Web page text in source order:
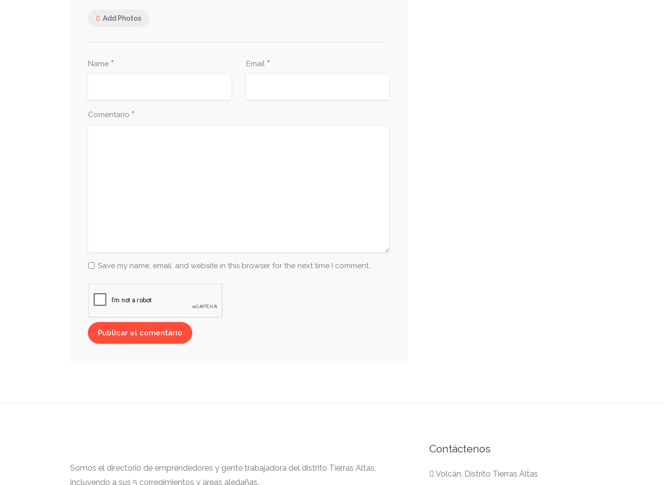
Add Photos
Name * Email *
Comentario *
Save my name, email, and website in this browser for the next time I comment.
Somos el directorio de emprendedores y gente trabajadora del distrito Tierras Altas,
incluyendo a sus 5 corregimientos y áreas aledañas.
Contáctenos
Volcán, Distrito Tierras Altas